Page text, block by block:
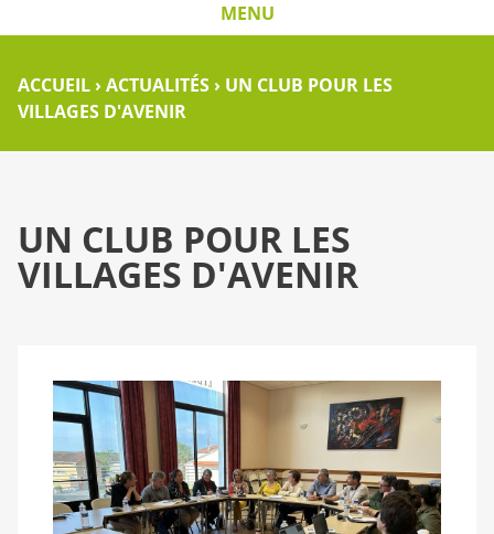
MENU
ACCUEIL ›ACTUALITÉS › UN CLUB POUR LES
VILLAGES D'AVENIR
UN CLUB POUR LES
VILLAGES D'AVENIR